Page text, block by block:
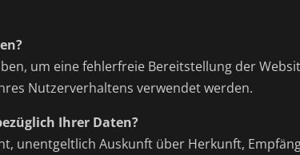
um eine fehlerfreie Bereitstellung der
Nutzerverhaltens verwendet werden.
Ihrer Daten?
unentgeltlich Auskunft über Herkunft,